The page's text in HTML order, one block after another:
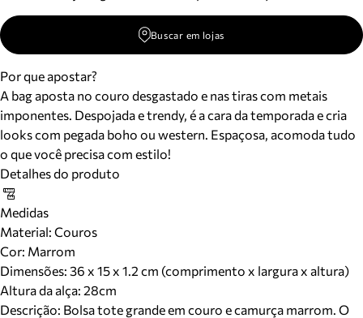
Buscar em lojas
Por que apostar?
A bag aposta no couro desgastado e nas tiras com metais
imponentes. Despojada e trendy, é a cara da temporada e cria
looks com pegada boho ou western. Espaçosa, acomoda tudo
o que você precisa com estilo!
Detalhes do produto
Medidas
Material: Couros
Cor: Marrom
Dimensões: 36 x 15 x 1.2 cm (comprimento x largura x altura)
Altura da alça: 28cm
Descrição: Bolsa tote grande em couro e camurça marrom. O